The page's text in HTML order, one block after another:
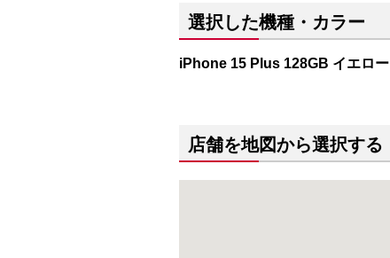
選択した機種・カラー
iPhone 15 Plus 128GB イエロー
店舗を地図から選択する